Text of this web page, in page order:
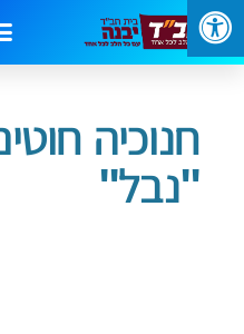
עמוד הבית/חנוכה/ חנוכיה
חנוכיה
"נבל"